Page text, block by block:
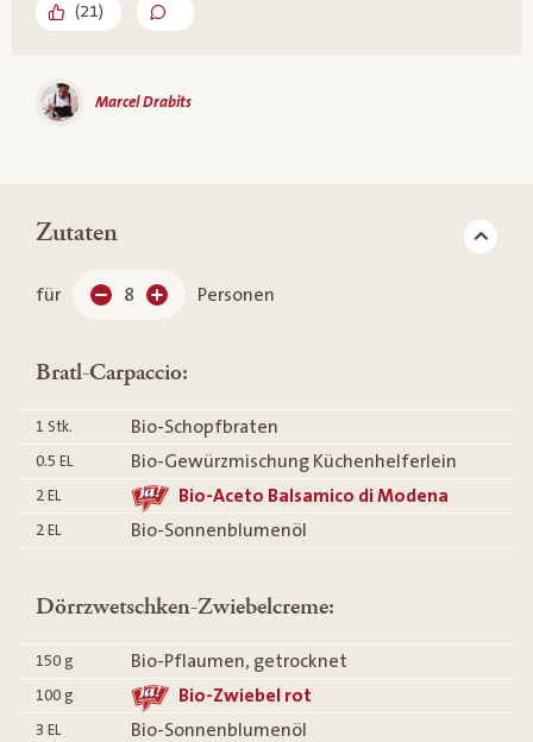
(21)
Marcel Drabits
Zutaten
für 8 Personen
Bratl-Carpaccio:
1 Stk. Bio-Schopfbraten
0.5 EL Bio-Gewürzmischung Küchenhelferlein
2 EL Bio-Aceto Balsamico di Modena
2 EL Bio-Sonnenblumenöl
Dörrzwetschken-Zwiebelcreme:
150 g Bio-Pflaumen, getrocknet
100 g Bio-Zwiebel rot
3 EL Bio-Sonnenblumenöl